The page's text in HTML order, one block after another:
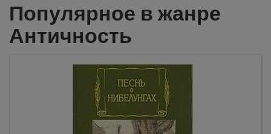
Популярное в жанре
Античность